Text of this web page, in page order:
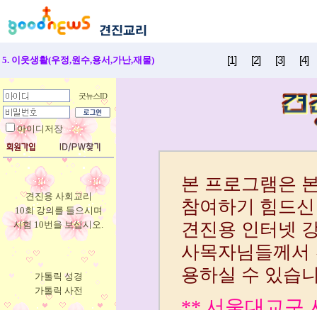
5. 이웃생활(우정,원수,용서,가난,재물) [1] [2] [3] [4]
굿뉴스ID
아이디저장
견진용 사회교리
10회 강의를 들으시며
시험 10번을 보십시오.
가톨릭 성경
가톨릭 사전